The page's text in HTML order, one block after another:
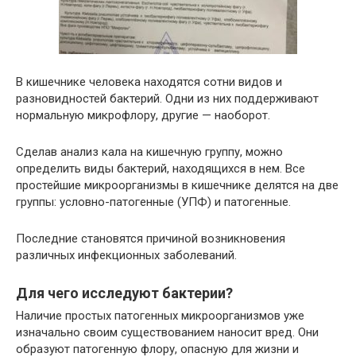
В кишечнике человека находятся сотни видов и
разновидностей бактерий. Одни из них поддерживают
нормальную микрофлору, другие — наоборот.
Сделав анализ кала на кишечную группу, можно
определить виды бактерий, находящихся в нем. Все
простейшие микроорганизмы в кишечнике делятся на две
группы: условно-патогенные (УПФ) и патогенные.
Последние становятся причиной возникновения
различных инфекционных заболеваний.
Для чего исследуют бактерии?
Наличие простых патогенных микроорганизмов уже
изначально своим существованием наносит вред. Они
образуют патогенную флору, опасную для жизни и